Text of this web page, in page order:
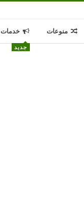
منوعات خدمات
جديد